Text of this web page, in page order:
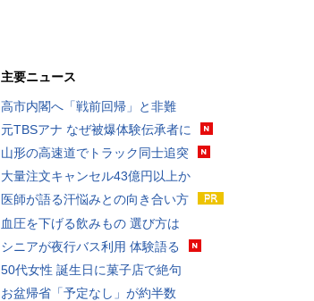
主要ニュース
高市内閣へ「戦前回帰」と非難
元TBSアナ なぜ被爆体験伝承者に
山形の高速道でトラック同士追突
大量注文キャンセル43億円以上か
医師が語る汗悩みとの向き合い方
血圧を下げる飲みもの 選び方は
シニアが夜行バス利用 体験語る
50代女性 誕生日に菓子店で絶句
お盆帰省「予定なし」が約半数